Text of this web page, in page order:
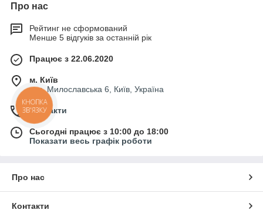
Про нас
Рейтинг не сформований
Менше 5 відгуків за останній рік
Працює з 22.06.2020
м. Київ
вул. Милославська 6, Київ, Україна
Контакти
Сьогодні працює з 10:00 до 18:00
Показати весь графік роботи
Про нас
Контакти
КНОПКА
ЗВ'ЯЗКУ